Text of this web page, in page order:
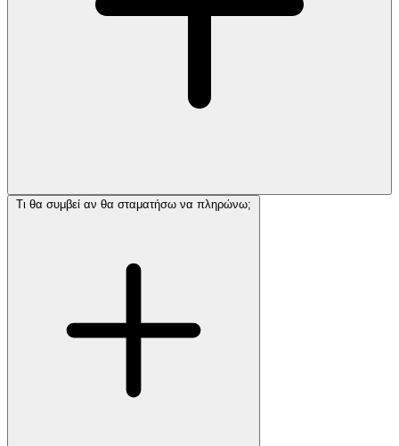
Τι θα συμβεί αν θα σταματήσω να πληρώνω;